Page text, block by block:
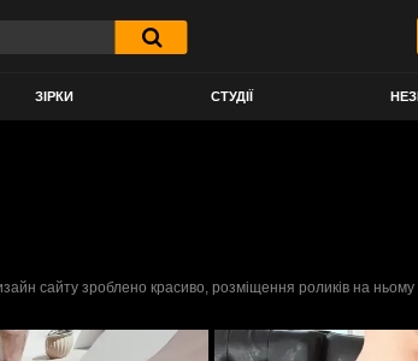
ЗІРКИ СТУДІЇ
сайту зроблено красиво, розміщення роликів на